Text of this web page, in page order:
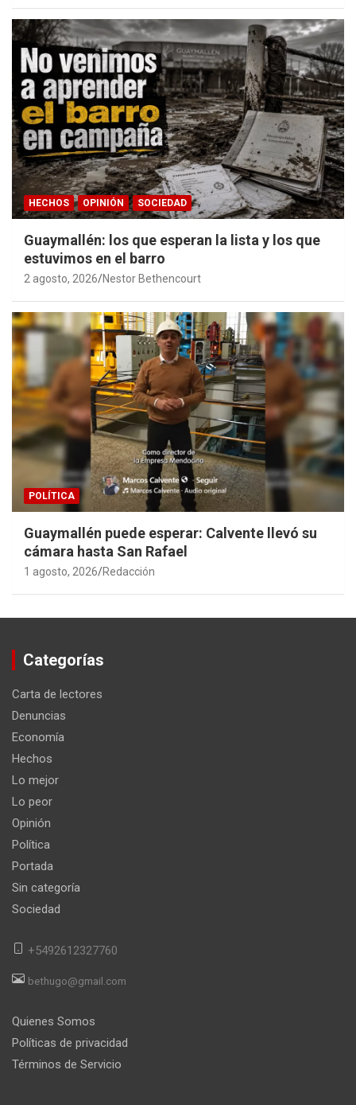
HECHOS OPINIÓN SOCIEDAD
Guaymallén: los que esperan la lista y los que
estuvimos en el barro
2 agosto, 2026 Nestor Bethencourt
POLÍTICA
Guaymallén puede esperar: Calvente llevó su
cámara hasta San Rafael
1 agosto, 2026 Redacción
Categorías
Carta de lectores
Denuncias
Economía
Hechos
Lo mejor
Lo peor
Opinión
Política
Portada
Sin categoría
Sociedad
+5492612327760
bethugo@gmail.com
Quienes Somos
Políticas de privacidad
Términos de Servicio